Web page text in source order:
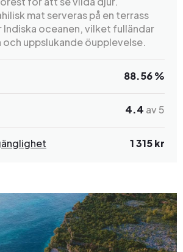
mat serveras på en terrass
oceanen, vilket fulländar
och uppslukande öupplevelse.
88.56 %
4.4 av 5
1 315 kr